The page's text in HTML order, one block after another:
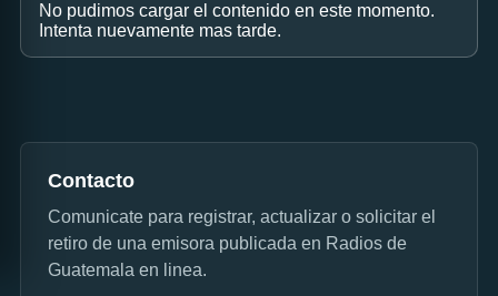
No pudimos cargar el contenido en este momento.
Intenta nuevamente mas tarde.
Contacto
Comunicate para registrar, actualizar o solicitar el
retiro de una emisora publicada en Radios de
Guatemala en linea.